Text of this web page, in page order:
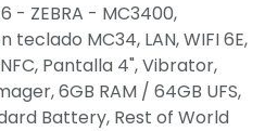
- ZEBRA - MC3400,
MC34, LAN, WIFI 6E,
Pantalla 4", Vibrator,
6GB RAM / 64GB UFS,
Battery, Rest of World